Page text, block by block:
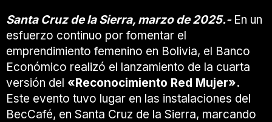
Santa Cruz de la Sierra, marzo de 2025.- En un
esfuerzo continuo por fomentar el
emprendimiento femenino en Bolivia, el Banco
Económico realizó el lanzamiento de la cuarta
versión del «Reconocimiento Red Mujer».
Este evento tuvo lugar en las instalaciones del
BecCafé, en Santa Cruz de la Sierra, marcando